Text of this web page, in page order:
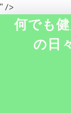
" />
何でも
の日